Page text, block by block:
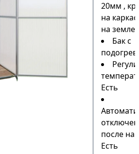
20мм ,
на
на земле)
Бак с
Есть
после
Есть